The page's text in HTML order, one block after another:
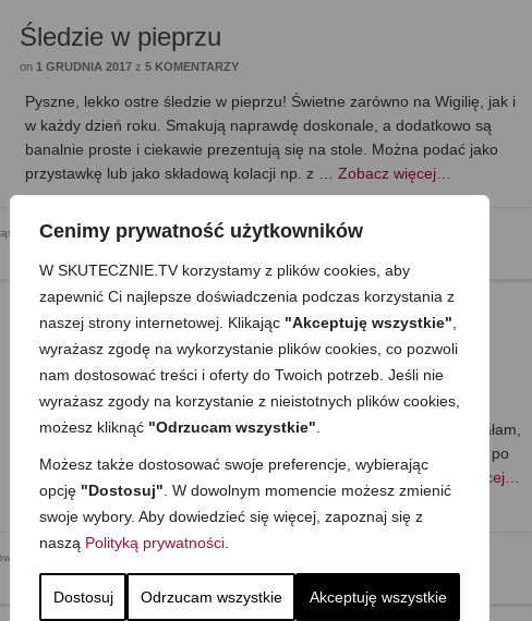
Cenimy prywatność użytkowników
W SKUTECZNIE.TV korzystamy z plików cookies, aby
zapewnić Ci najlepsze doświadczenia podczas korzystania z
naszej strony internetowej. Klikając "Akceptuję wszystkie"
wyrażasz zgodę na wykorzystanie plików cookies, co pozwoli
nam dostosować treści i oferty do Twoich potrzeb. Jeśli nie
wyrażasz zgody na korzystanie z nieistotnych plików cookies,
możesz kliknąć "Odrzucam wszystkie"
Możesz także dostosować swoje preferencje, wybierając
opcję "Dostosuj" . W dowolnym momencie możesz zmienić
swoje wybory. Aby dowiedzieć się więcej, zapoznaj się z
naszą Polityką prywatności
Dostosuj Odrzucam wszystkie Akceptuję wszystkie
Śledzie w pieprzu
on 1 GRUDNIA 2017 z5 KOMENTARZY
Pyszne, lekko ostre śledzie w pieprzu! Świetne zarówno na Wigilię, jak i
w każdy dzień roku. Smakują naprawdę doskonale, a dodatkowo są
banalnie proste i ciekawie prezentują się na stole. Można podać jako
przystawkę lub jako składową kolacji np. z …Zobacz więcej…
Wytrawne, Przystawki,Przystawki i dodatki,Składnik: ryby i owoce morza
Tadżin z rybą –sum z czarnym ryżem
22 PAŹDZIERNIKA 2017 z 3 KOMENTARZE
Dziś zapraszam na prosty tadżin z rybą. U mnie sum, bo akurat miałam,
ale można tu sięgnąć i po łososia, i po dorsza, i po mirunę, jak i np. po
stek z tuńczyka. Każda ryba, która nie ma dużo ości … Zobacz więcej…